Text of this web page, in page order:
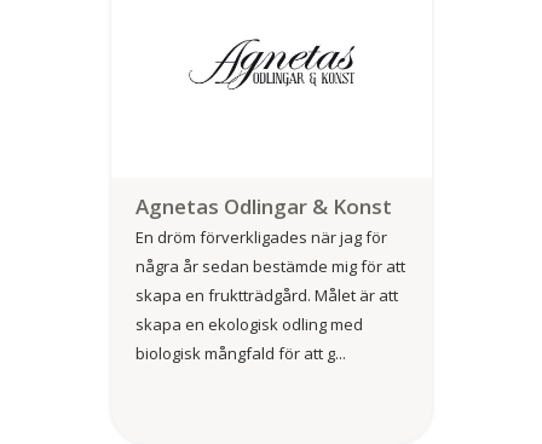
Agnetas Odlingar & Konst
En dröm förverkligades när jag för
några år sedan bestämde mig för att
skapa en fruktträdgård. Målet är att
skapa en ekologisk odling med
biologisk mångfald för att g...